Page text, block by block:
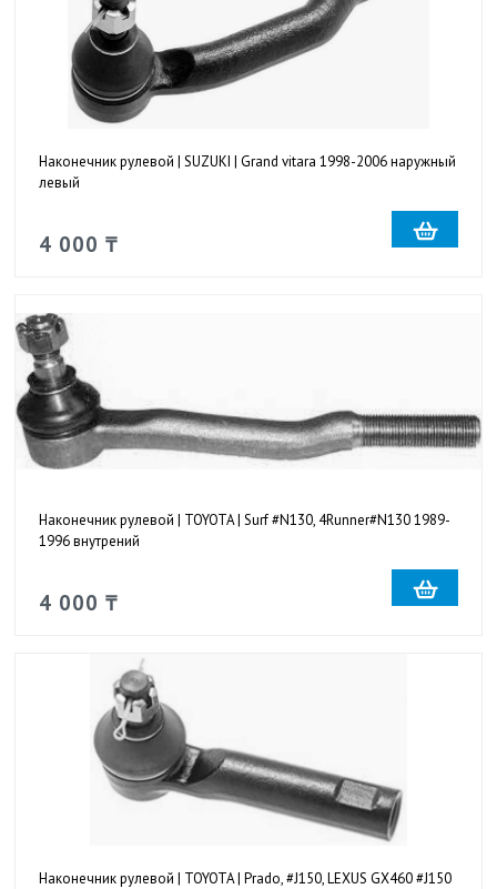
Наконечник рулевой | SUZUKI | Grand vitara 1998-2006 наружный
левый
4 000 ₸
Наконечник рулевой | TOYOTA | Surf #N130, 4Runner#N130 1989-
1996 внутрений
4 000 ₸
Наконечник рулевой | TOYOTA | Prado, #J150, LEXUS GX460 #J150